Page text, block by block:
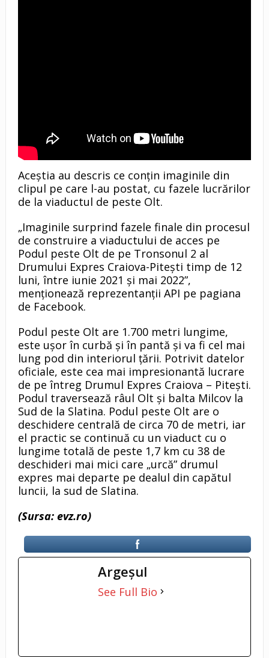
Aceștia au descris ce conțin imaginile din
clipul pe care l-au postat, cu fazele lucrărilor
de la viaductul de peste Olt.
„Imaginile surprind fazele finale din procesul
de construire a viaductului de acces pe
Podul peste Olt de pe Tronsonul 2 al
Drumului Expres Craiova-Pitești timp de 12
luni, între iunie 2021 și mai 2022”,
menționează reprezentanții API pe pagiana
de Facebook.
Podul peste Olt are 1.700 metri lungime,
este uşor în curbă şi în pantă şi va fi cel mai
lung pod din interiorul ţării. Potrivit datelor
oficiale, este cea mai impresionantă lucrare
de pe întreg Drumul Expres Craiova – Pitești.
Podul traversează râul Olt și balta Milcov la
Sud de la Slatina. Podul peste Olt are o
deschidere centrală de circa 70 de metri, iar
el practic se continuă cu un viaduct cu o
lungime totală de peste 1,7 km cu 38 de
deschideri mai mici care „urcă” drumul
expres mai departe pe dealul din capătul
luncii, la sud de Slatina.
(Sursa: evz.ro)
Argeşul
See Full Bio